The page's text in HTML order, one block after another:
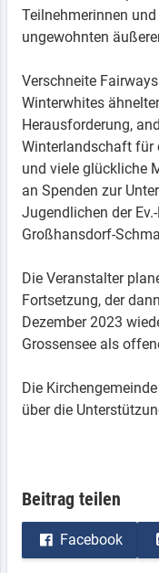
Teilnehmerinnen
ungewohnten
Verschneite
Winterwhites
Herausforderung,
Winterlandschaft für
und viele glückliche
an Spenden zur
Jugendlichen der
Großhansdorf-
Die Veranstalter
Fortsetzung, der
Dezember 2023
Grossensee als
Die
über die
Beitrag teilen
Facebook